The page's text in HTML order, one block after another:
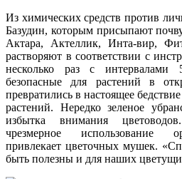
Из химических средств против
Базудин, которым присыпают
Актара, Актеллик, Инта-вир,
растворяют в соответствии с
несколько раз с
безопасные для растений в
превратились в настоящее
растений. Нередко зеленое
избытка внимания
чрезмерное использование
привлекает цветочных мушек.
быть полезны и для наших